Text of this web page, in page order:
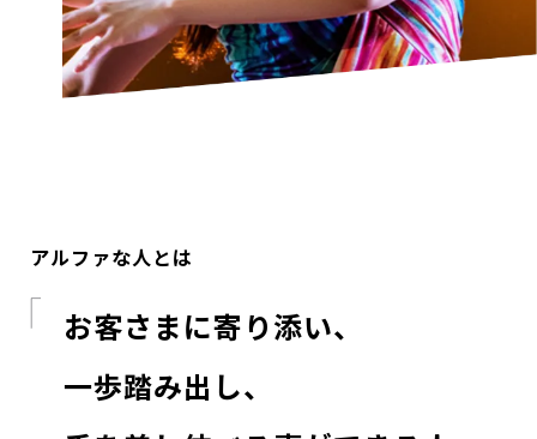
アルファな人とは
お客さまに寄り添い、
一歩踏み出し、